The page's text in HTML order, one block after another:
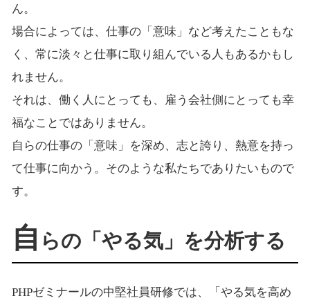
ん。
場合によっては、仕事の「意味」など考えたこともな
く、常に淡々と仕事に取り組んでいる人もあるかもし
れません。
それは、働く人にとっても、雇う会社側にとっても幸
福なことではありません。
自らの仕事の「意味」を深め、志と誇り、熱意を持っ
て仕事に向かう。そのような私たちでありたいもので
す。
自 らの「やる気」を分析する
PHPゼミナールの中堅社員研修では、「やる気を高め